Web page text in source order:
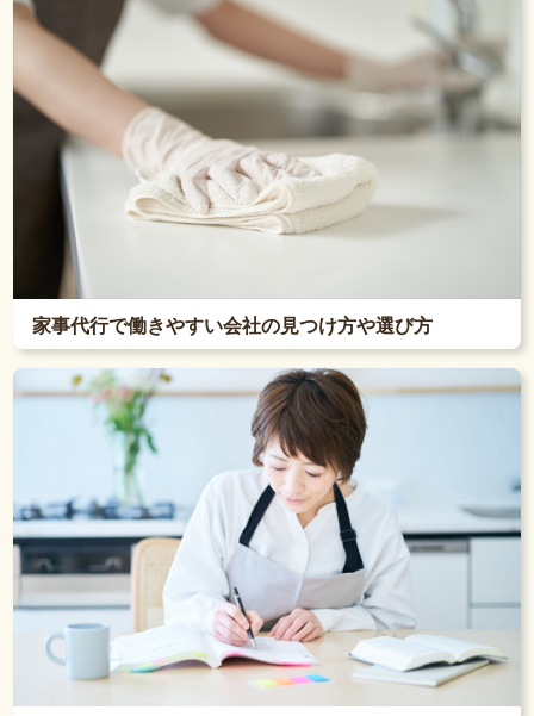
家事代行で働きやすい会社の見つけ方や選び方